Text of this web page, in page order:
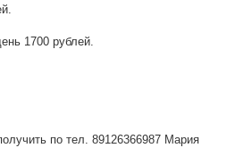
1700 рублей.
по тел. 89126366987 Мария